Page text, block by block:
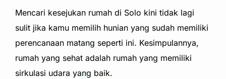
Mencari kesejukan rumah di Solo kini tidak lagi
sulit jika kamu memilih hunian yang sudah memiliki
perencanaan matang seperti ini. Kesimpulannya,
rumah yang sehat adalah rumah yang memiliki
sirkulasi udara yang baik.